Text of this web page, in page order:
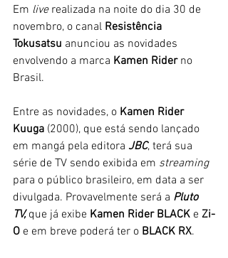
Em live realizada na noite do dia 30 de
novembro, o canal Resistência
Tokusatsu anunciou as novidades
envolvendo a marca Kamen Rider no
Brasil.
Entre as novidades, o Kamen Rider
Kuuga (2000), que está sendo lançado
em mangá pela editora JBC, terá sua
série de TV sendo exibida em streaming
para o público brasileiro, em data a ser
divulgada. Provavelmente será a Pluto
TV, que já exibe Kamen Rider BLACK e Zi-
O e em breve poderá ter o BLACK RX.